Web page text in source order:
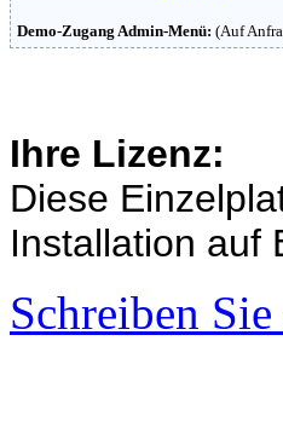
Demo-Zugang Admin-Menü: (Auf
Ihre Lizenz:
Diese
Installation auf
Schreiben